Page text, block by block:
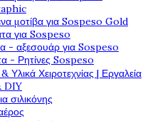
μοτίβα για Sospeso Gold
για Sospeso
- αξεσουάρ για Sospeso
- Ρητίνες Sospeso
Υλικά Χειροτεχνίας | Εργαλεία
DIY
σιλικόνης